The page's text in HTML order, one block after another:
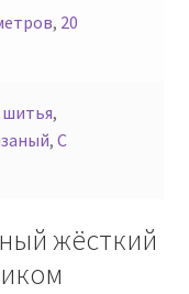
, 20
,
,С
жёсткий